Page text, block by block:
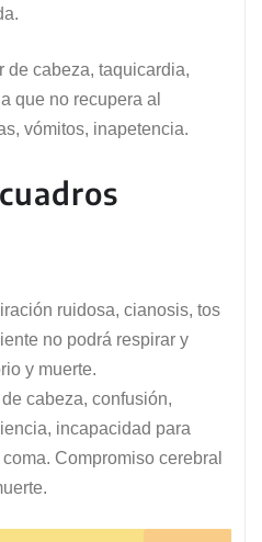
de cabeza, taquicardia,
que no recupera al
vómitos, inapetencia.
ruidosa, cianosis, tos
no podrá respirar y
y muerte.
cabeza, confusión,
incapacidad para
Compromiso cerebral